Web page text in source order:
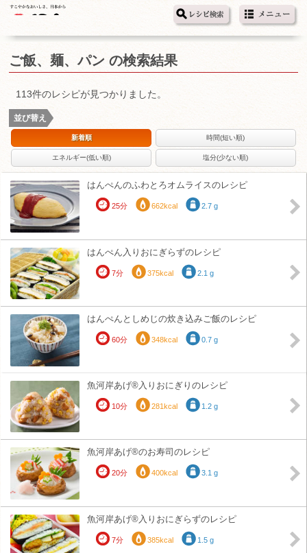
ご飯、麺、パン の検索結果
113件のレシピが見つかりました。
並び替え
新着順 時間(短い順)
エネルギー(低い順) 塩分(少ない順)
はんぺんのふわとろオムライスのレシピ
25分 662kcal 2.7 g
はんぺん入りおにぎらずのレシピ
7分 375kcal 2.1 g
はんぺんとしめじの炊き込みご飯のレシピ
60分 348kcal 0.7 g
魚河岸あげ®入りおにぎりのレシピ
10分 281kcal 1.2 g
魚河岸あげ®のお寿司のレシピ
20分 400kcal 3.1 g
魚河岸あげ®入りおにぎらずのレシピ
7分 385kcal 1.5 g